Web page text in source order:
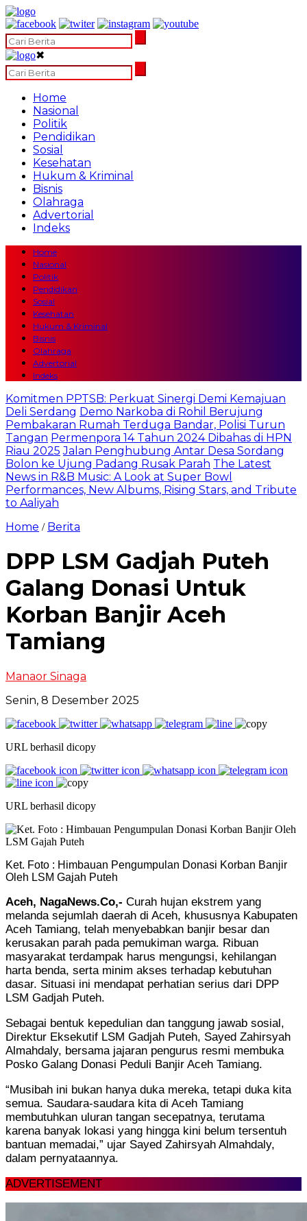
✖
Home
Nasional
Politik
Pendidikan
Sosial
Kesehatan
Hukum & Kriminal
Bisnis
Olahraga
Advertorial
Indeks
Home
Nasional
Politik
Pendidikan
Sosial
Kesehatan
Hukum & Kriminal
Bisnis
Olahraga
Advertorial
Indeks
Komitmen PPTSB: Perkuat Sinergi Demi Kemajuan
Deli Serdang Demo Narkoba di Rohil Berujung
Pembakaran Rumah Terduga Bandar, Polisi Turun
Tangan Permenpora 14 Tahun 2024 Dibahas di HPN
Riau 2025 Jalan Penghubung Antar Desa Sordang
Bolon ke Ujung Padang Rusak Parah The Latest
News in R&B Music: A Look at Super Bowl
Performances, New Albums, Rising Stars, and Tribute
to Aaliyah
Home / Berita
DPP LSM Gadjah Puteh
Galang Donasi Untuk
Korban Banjir Aceh
Tamiang
Manaor Sinaga
Senin, 8 Desember 2025
URL berhasil dicopy
URL berhasil dicopy
Ket. Foto : Himbauan Pengumpulan Donasi Korban Banjir
Oleh LSM Gajah Puteh
Aceh, NagaNews.Co,- Curah hujan ekstrem yang
melanda sejumlah daerah di Aceh, khususnya Kabupaten
Aceh Tamiang, telah menyebabkan banjir besar dan
kerusakan parah pada pemukiman warga. Ribuan
masyarakat terdampak harus mengungsi, kehilangan
harta benda, serta minim akses terhadap kebutuhan
dasar. Situasi ini mendapat perhatian serius dari DPP
LSM Gadjah Puteh.
Sebagai bentuk kepedulian dan tanggung jawab sosial,
Direktur Eksekutif LSM Gadjah Puteh, Sayed Zahirsyah
Almahdaly, bersama jajaran pengurus resmi membuka
Posko Galang Donasi Peduli Banjir Aceh Tamiang.
“Musibah ini bukan hanya duka mereka, tetapi duka kita
semua. Saudara-saudara kita di Aceh Tamiang
membutuhkan uluran tangan secepatnya, terutama
karena banyak lokasi yang hingga kini belum tersentuh
bantuan memadai,” ujar Sayed Zahirsyah Almahdaly,
dalam pernyataannya.
ADVERTISEMENT